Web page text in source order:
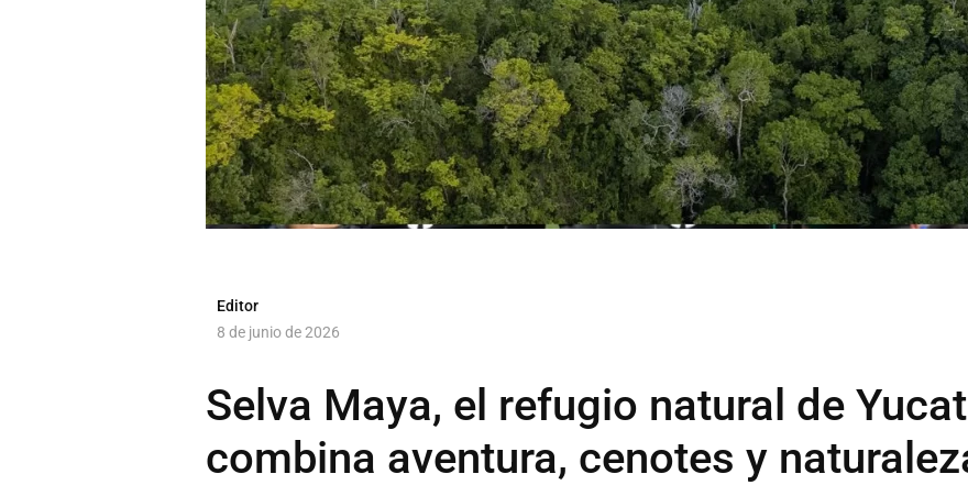
Editor
8 de junio de 2026
Selva Maya, el refugio natural de
combina aventura, cenotes y